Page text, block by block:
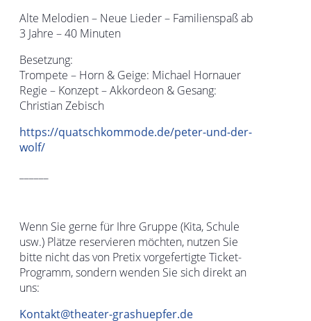
Alte Melodien – Neue Lieder – Familienspaß ab
3 Jahre – 40 Minuten
Besetzung:
Trompete – Horn & Geige: Michael Hornauer
Regie – Konzept – Akkordeon & Gesang:
Christian Zebisch
https://quatschkommode.de/peter-und-der-
wolf/
Wenn Sie gerne für Ihre Gruppe (Kita, Schule
usw.) Plätze reservieren möchten, nutzen Sie
bitte nicht das von Pretix vorgefertigte Ticket-
Programm, sondern wenden Sie sich direkt an
uns:
Kontakt@theater-grashuepfer.de